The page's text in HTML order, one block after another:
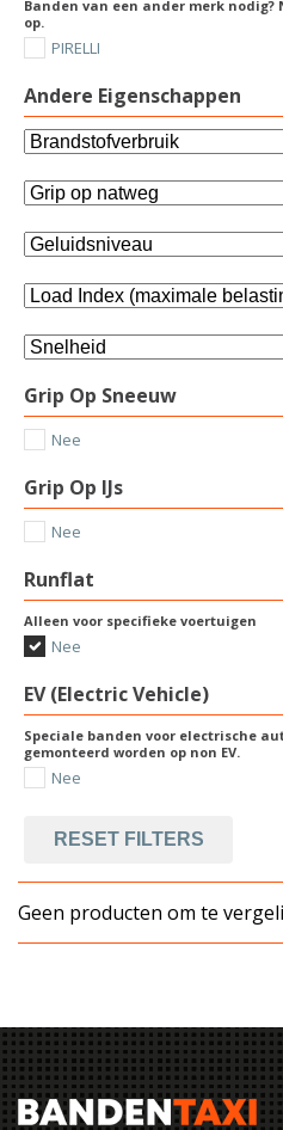
Banden van een ander merk nodig?
op.
PIRELLI
Andere Eigenschappen
Grip Op Sneeuw
Nee
Grip Op IJs
Nee
Runflat
Alleen voor specifieke voertuigen
Nee
EV (Electric Vehicle)
Speciale banden voor electrische
gemonteerd worden op non EV.
Nee
RESET FILTERS
Geen producten om te